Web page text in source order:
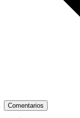
Comentarios